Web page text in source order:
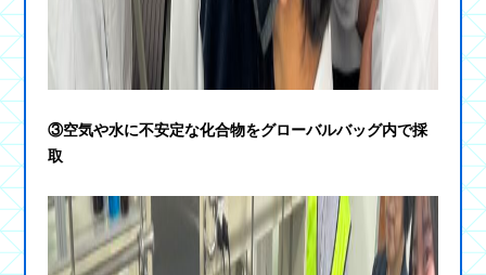
③空気や水に不安定な化合物をグローバルバッグ内で採
取